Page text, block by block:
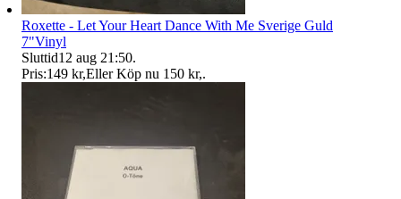
Roxette - Let Your Heart Dance With Me Sverige Guld
7"Vinyl
Sluttid12 aug 21:50.
Pris:149 kr,Eller Köp nu 150 kr,.